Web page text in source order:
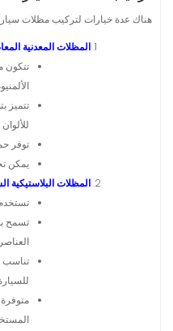
هناك عدة خيارات لتركيب مظلات
المظلات المعدنية
تتكون
تتميز
توفر
يمكن
المظلات البلاستيكية
تسمح
تناسب